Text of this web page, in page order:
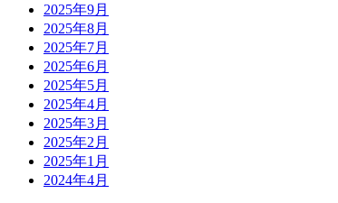
2025年9月
2025年8月
2025年7月
2025年6月
2025年5月
2025年4月
2025年3月
2025年2月
2025年1月
2024年4月